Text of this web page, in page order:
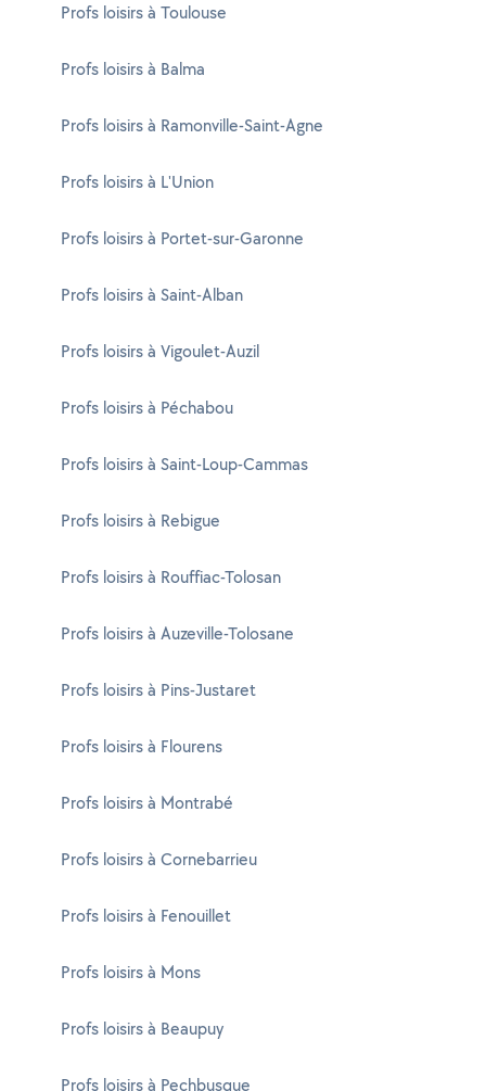
Profs loisirs à Toulouse
Profs loisirs à Balma
Profs loisirs à Ramonville-Saint-Agne
Profs loisirs à L'Union
Profs loisirs à Portet-sur-Garonne
Profs loisirs à Saint-Alban
Profs loisirs à Vigoulet-Auzil
Profs loisirs à Péchabou
Profs loisirs à Saint-Loup-Cammas
Profs loisirs à Rebigue
Profs loisirs à Rouffiac-Tolosan
Profs loisirs à Auzeville-Tolosane
Profs loisirs à Pins-Justaret
Profs loisirs à Flourens
Profs loisirs à Montrabé
Profs loisirs à Cornebarrieu
Profs loisirs à Fenouillet
Profs loisirs à Mons
Profs loisirs à Beaupuy
Profs loisirs à Pechbusque